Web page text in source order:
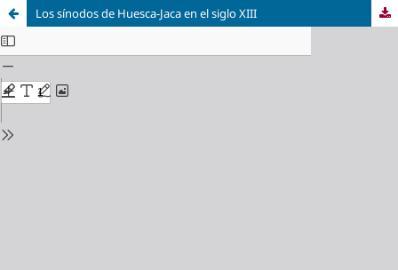
Los sínodos de Huesca-Jaca en el siglo XIII